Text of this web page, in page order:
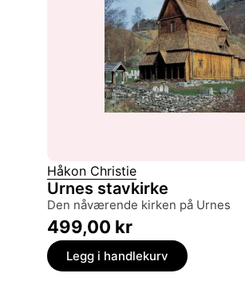
Håkon Christie
Urnes stavkirke
den nåværende kirken på Urnes
499,00 kr
Legg i handlekurv